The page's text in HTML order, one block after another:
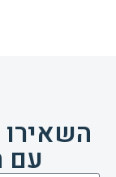
השאירו
עם